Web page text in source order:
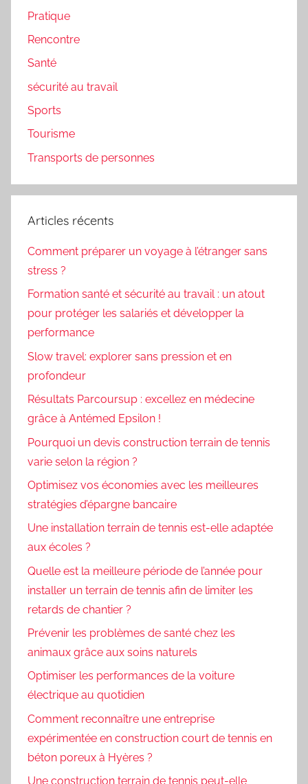
Pratique
Rencontre
Santé
sécurité au travail
Sports
Tourisme
Transports de personnes
Articles récents
Comment préparer un voyage à l’étranger sans
stress ?
Formation santé et sécurité au travail : un atout
pour protéger les salariés et développer la
performance
Slow travel: explorer sans pression et en
profondeur
Résultats Parcoursup : excellez en médecine
grâce à Antémed Epsilon !
Pourquoi un devis construction terrain de tennis
varie selon la région ?
Optimisez vos économies avec les meilleures
stratégies d’épargne bancaire
Une installation terrain de tennis est-elle adaptée
aux écoles ?
Quelle est la meilleure période de l’année pour
installer un terrain de tennis afin de limiter les
retards de chantier ?
Prévenir les problèmes de santé chez les
animaux grâce aux soins naturels
Optimiser les performances de la voiture
électrique au quotidien
Comment reconnaître une entreprise
expérimentée en construction court de tennis en
béton poreux à Hyères ?
Une construction terrain de tennis peut-elle